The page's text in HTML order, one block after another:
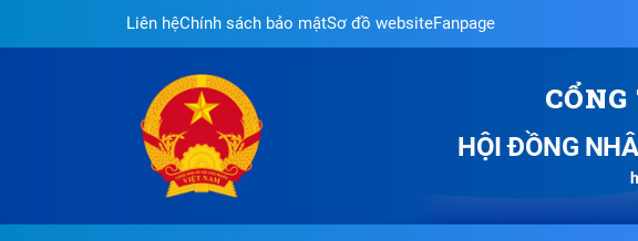
Liên hệChính sách bảo mậtSơ đồ websiteFanpage
HỘI ĐỒNG